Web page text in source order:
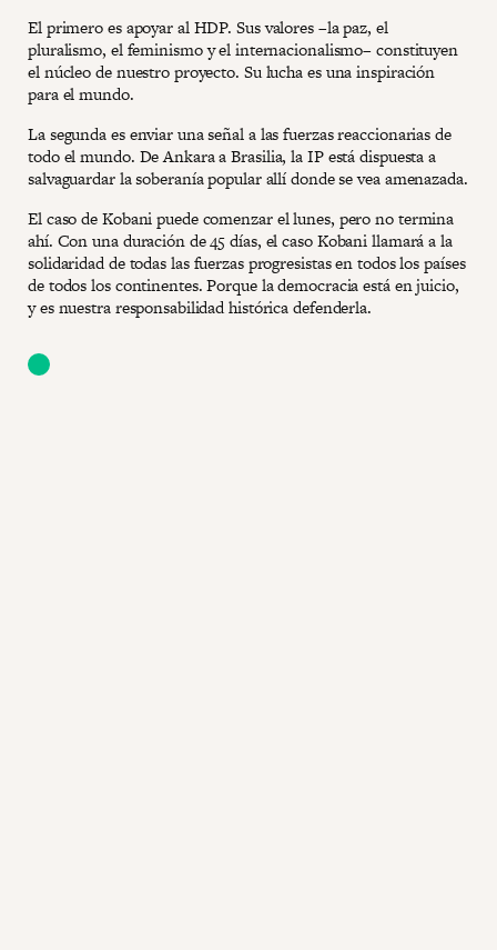
El primero es apoyar al HDP. Sus valores –la paz, el
pluralismo, el feminismo y el internacionalismo– constituyen
el núcleo de nuestro proyecto. Su lucha es una inspiración
para el mundo.
La segunda es enviar una señal a las fuerzas reaccionarias de
todo el mundo. De Ankara a Brasilia, la IP está dispuesta a
salvaguardar la soberanía popular allí donde se vea amenazada.
El caso de Kobani puede comenzar el lunes, pero no termina
ahí. Con una duración de 45 días, el caso Kobani llamará a la
solidaridad de todas las fuerzas progresistas en todos los países
de todos los continentes. Porque la democracia está en juicio,
y es nuestra responsabilidad histórica defenderla.